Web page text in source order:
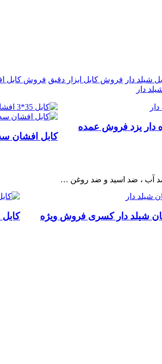
شیلد دار فروش کابل ابزار دقیق فروش کابل
دار
دار یزد فروش عمده
کابل افشان
شیلد دار کسری فروش ویژه